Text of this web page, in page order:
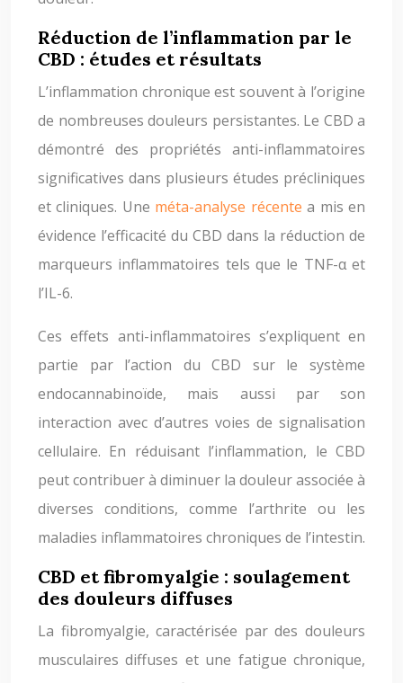
Réduction de l’inflammation par le
CBD : études et résultats
L’inflammation chronique est souvent à l’origine
de nombreuses douleurs persistantes. Le CBD a
démontré des propriétés anti-inflammatoires
significatives dans plusieurs études précliniques
et cliniques. Une méta-analyse récentea mis en
évidence l’efficacité du CBD dans la réduction de
marqueurs inflammatoires tels que le TNF-α et
l’IL-6.
Ces effets anti-inflammatoires s’expliquent en
partie par l’action du CBD sur le système
endocannabinoïde, mais aussi par son
interaction avec d’autres voies de signalisation
cellulaire. En réduisant l’inflammation, le CBD
peut contribuer à diminuer la douleur associée à
diverses conditions, comme l’arthrite ou les
maladies inflammatoires chroniques de l’intestin.
CBD et fibromyalgie : soulagement
des douleurs diffuses
La fibromyalgie, caractérisée par des douleurs
musculaires diffuses et une fatigue chronique,